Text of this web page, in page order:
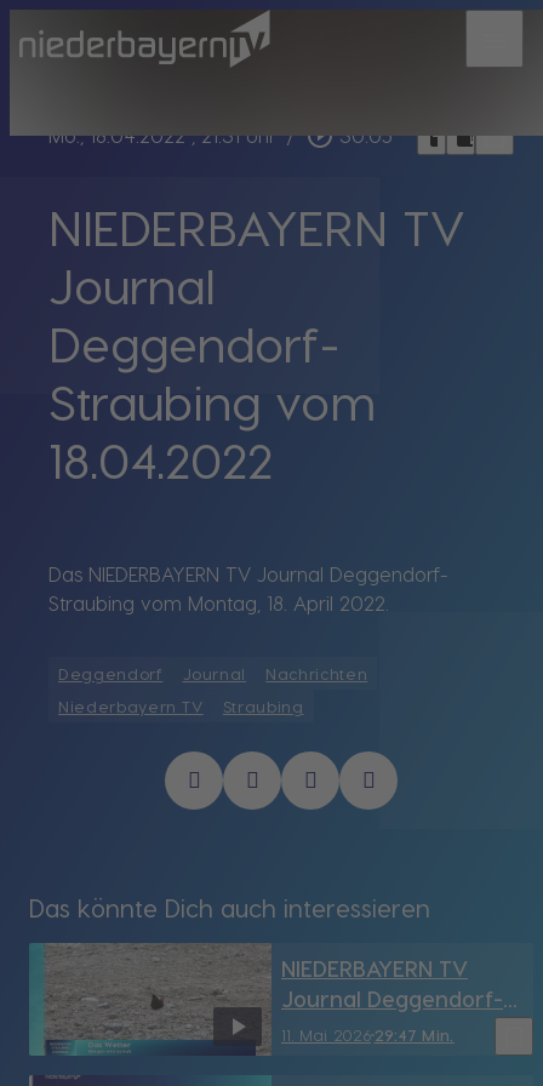
Mo., 18.04.2022, 21:31 Uhr / play_circle_outline 30:05 headphoneschrome_reader_modebookmark_border
NIEDERBAYERN TV
Journal
Deggendorf-
Straubing vom
18.04.2022
Das NIEDERBAYERN TV Journal Deggendorf-
Straubing vom Montag, 18. April 2022.
Deggendorf Journal
Nachrichten
Niederbayern TV
Straubing
Das könnte Dich auch interessieren
11. Mai 202629:47 Min.
NIEDERBAYERN TV
Journal Deggendorf-
Straubing vom